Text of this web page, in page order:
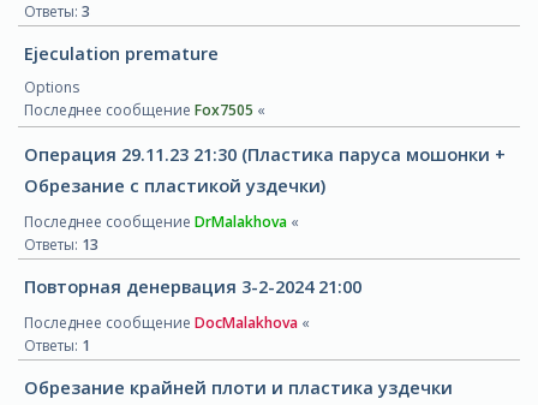
Ответы: 3
Ejeculation premature
Options
Последнее сообщение Fox7505 «
Операция 29.11.23 21:30 (Пластика паруса мошонки +
Обрезание с пластикой уздечки)
Последнее сообщение DrMalakhova «
Ответы: 13
Повторная денервация 3-2-2024 21:00
Последнее сообщение DocMalakhova «
Ответы: 1
Обрезание крайней плоти и пластика уздечки